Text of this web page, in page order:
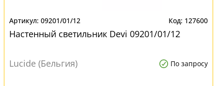
09201/01/12 127600
Настенный светильник Devi 09201/01/12
Lucide (Бельгия) По запросу